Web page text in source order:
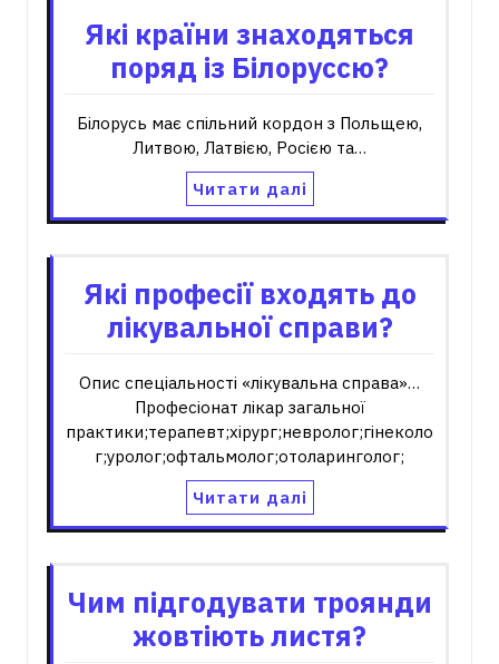
Які країни знаходяться
поряд із Білоруссю?
Білорусь має спільний кордон з Польщею,
Литвою, Латвією, Росією та…
Читати далі
Які професії входять до
лікувальної справи?
Опис спеціальності «лікувальна справа»…
Професіонат лікар загальної
практики;терапевт;хірург;невролог;гінеколо
г;уролог;офтальмолог;отоларинголог;
Читати далі
Чим підгодувати троянди
жовтіють листя?